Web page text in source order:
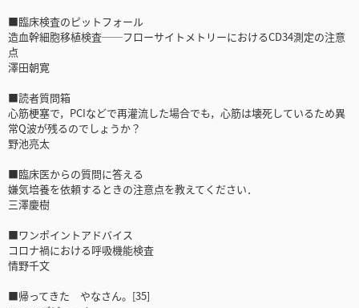
■臨床検査のピットフォール
造血幹細胞移植検査──フローサイトメトリーにおけるCD34測定の注意
点
澤田朝寛
■読者質問箱
心筋梗塞で，PCIなどで再灌流した場合でも，心筋は壊死しているため異
常Q波が残るのでしょうか？
野池亮太
■臨床医からの質問に答える
嫌気培養を依頼するときの注意点を教えてください．
三澤慶樹
■ワンポイントアドバイス
コロナ禍における呼吸機能検査
情野千文
■帰ってきた やなさん。[35]